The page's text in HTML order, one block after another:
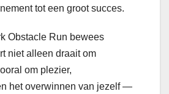
tot een groot succes.
Obstacle Run bewees
niet alleen draait om
om plezier,
het overwinnen van jezelf —